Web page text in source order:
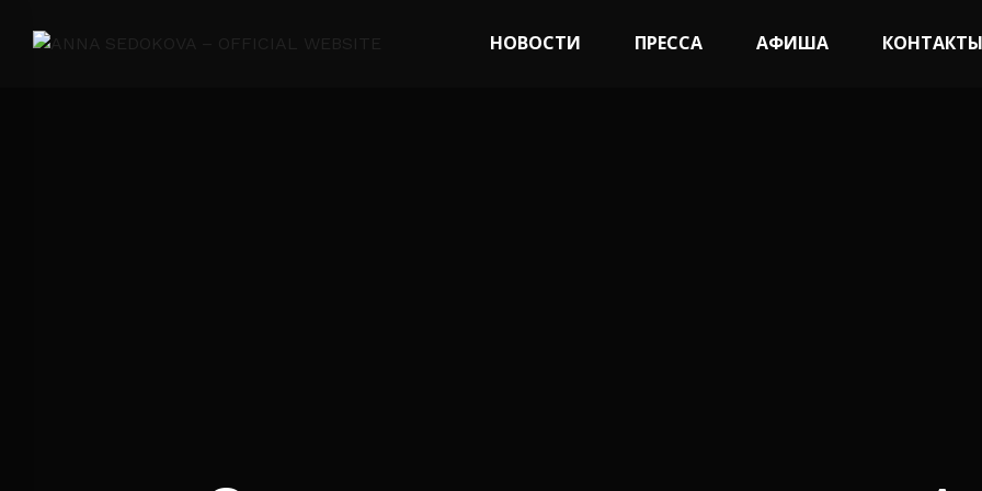
НОВОСТИ ПРЕССА АФИША КОНТАКТЫ